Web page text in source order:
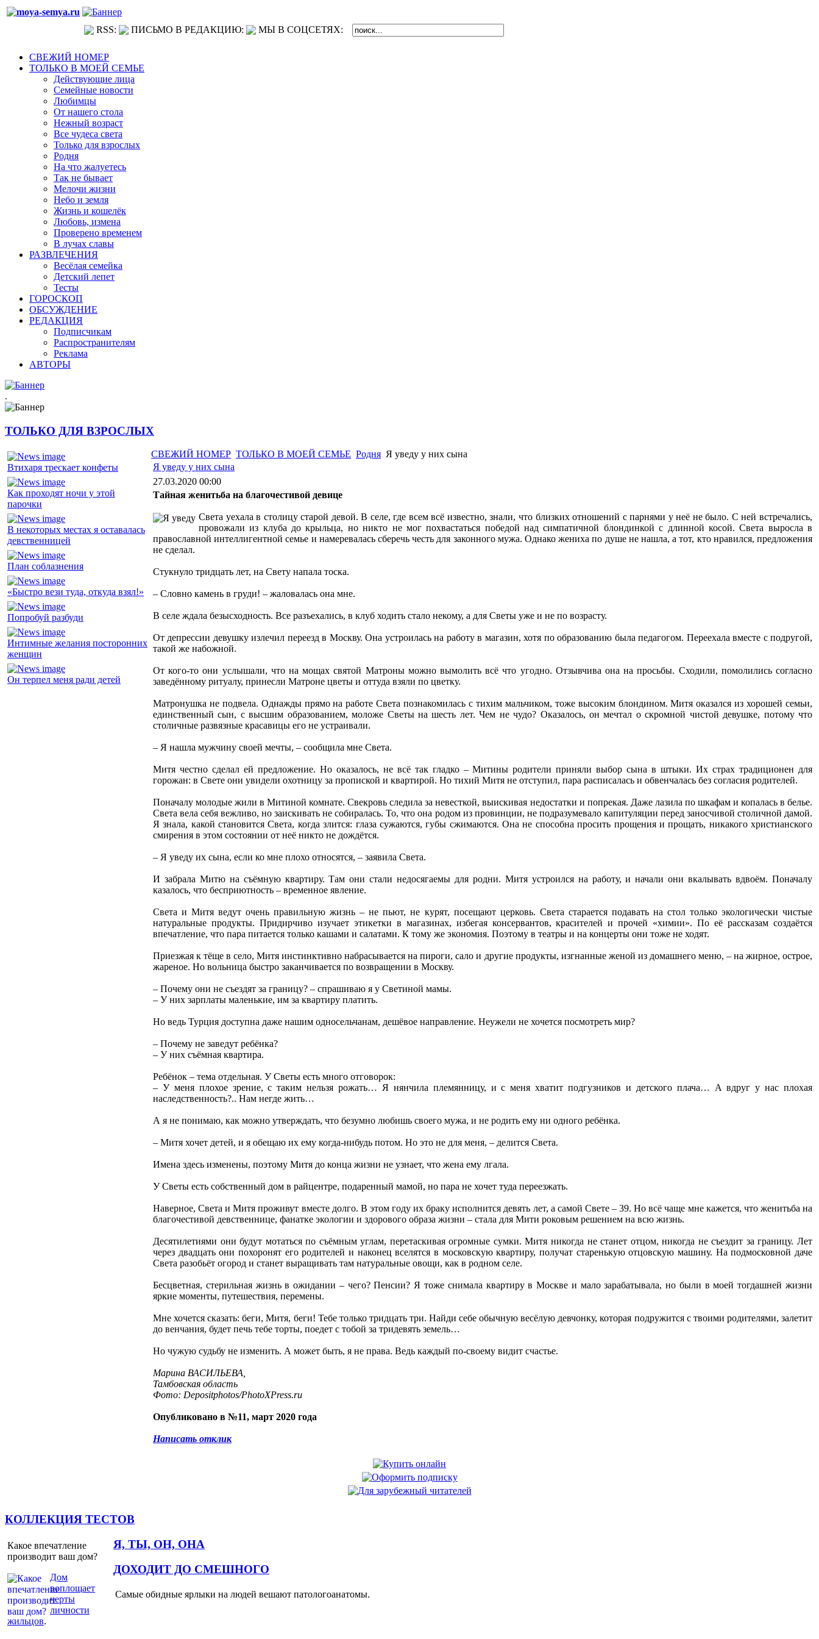
RSS: ПИСЬМО В РЕДАКЦИЮ: МЫ В СОЦСЕТЯХ:
СВЕЖИЙ НОМЕР
ТОЛЬКО В МОЕЙ СЕМЬЕ
Действующие лица
Семейные новости
Любимцы
От нашего стола
Нежный возраст
Все чудеса света
Только для взрослых
Родня
На что жалуетесь
Так не бывает
Мелочи жизни
Небо и земля
Жизнь и кошелёк
Любовь, измена
Проверено временем
В лучах славы
РАЗВЛЕЧЕНИЯ
Весёлая семейка
Детский лепет
Тесты
ГОРОСКОП
ОБСУЖДЕНИЕ
РЕДАКЦИЯ
Подписчикам
Распространителям
Реклама
АВТОРЫ
.
ТОЛЬКО ДЛЯ ВЗРОСЛЫХ
Втихаря трескает конфеты
Как проходят ночи у этой
парочки
В некоторых местах я оставалась
девственницей
План соблазнения
«Быстро вези туда, откуда взял!»
Попробуй разбуди
Интимные желания посторонних
женщин
Он терпел меня ради детей
СВЕЖИЙ НОМЕР ТОЛЬКО В МОЕЙ СЕМЬЕ Родня Я уведу у них сына
Я уведу у них сына
27.03.2020 00:00
Тайная женитьба на благочестивой девице
Света уехала в столицу старой девой. В селе, где всем всё известно, знали, что близких отношений с парнями у неё не было. С ней встречались,
провожали из клуба до крыльца, но никто не мог похвастаться победой над симпатичной блондинкой с длинной косой. Света выросла в
православной интеллигентной семье и намеревалась сберечь честь для законного мужа. Однако жениха по душе не нашла, а тот, кто нравился, предложения
не сделал.
Стукнуло тридцать лет, на Свету напала тоска.
– Словно камень в груди! – жаловалась она мне.
В селе ждала безысходность. Все разъехались, в клуб ходить стало некому, а для Светы уже и не по возрасту.
От депрессии девушку излечил переезд в Москву. Она устроилась на работу в магазин, хотя по образованию была педагогом. Переехала вместе с подругой,
такой же набожной.
От кого-то они услышали, что на мощах святой Матроны можно вымолить всё что угодно. Отзывчива она на просьбы. Сходили, помолились согласно
заведённому ритуалу, принесли Матроне цветы и оттуда взяли по цветку.
Матронушка не подвела. Однажды прямо на работе Света познакомилась с тихим мальчиком, тоже высоким блондином. Митя оказался из хорошей семьи,
единственный сын, с высшим образованием, моложе Светы на шесть лет. Чем не чудо? Оказалось, он мечтал о скромной чистой девушке, потому что
столичные развязные красавицы его не устраивали.
– Я нашла мужчину своей мечты, – сообщила мне Света.
Митя честно сделал ей предложение. Но оказалось, не всё так гладко – Митины родители приняли выбор сына в штыки. Их страх традиционен для
горожан: в Свете они увидели охотницу за пропиской и квартирой. Но тихий Митя не отступил, пара расписалась и обвенчалась без согласия родителей.
Поначалу молодые жили в Митиной комнате. Свекровь следила за невесткой, выискивая недостатки и попрекая. Даже лазила по шкафам и копалась в белье.
Света вела себя вежливо, но заискивать не собиралась. То, что она родом из провинции, не подразумевало капитуляции перед заносчивой столичной дамой.
Я знала, какой становится Света, когда злится: глаза сужаются, губы сжимаются. Она не способна просить прощения и прощать, никакого христианского
смирения в этом состоянии от неё никто не дождётся.
– Я уведу их сына, если ко мне плохо относятся, – заявила Света.
И забрала Митю на съёмную квартиру. Там они стали недосягаемы для родни. Митя устроился на работу, и начали они вкалывать вдвоём. Поначалу
казалось, что бесприютность – временное явление.
Света и Митя ведут очень правильную жизнь – не пьют, не курят, посещают церковь. Света старается подавать на стол только экологически чистые
натуральные продукты. Придирчиво изучает этикетки в магазинах, избегая консервантов, красителей и прочей «химии». По её рассказам создаётся
впечатление, что пара питается только кашами и салатами. К тому же экономия. Поэтому в театры и на концерты они тоже не ходят.
Приезжая к тёще в село, Митя инстинктивно набрасывается на пироги, сало и другие продукты, изгнанные женой из домашнего меню, – на жирное, острое,
жареное. Но вольница быстро заканчивается по возвращении в Москву.
– Почему они не съездят за границу? – спрашиваю я у Светиной мамы.
– У них зарплаты маленькие, им за квартиру платить.
Но ведь Турция доступна даже нашим односельчанам, дешёвое направление. Неужели не хочется посмотреть мир?
– Почему не заведут ребёнка?
– У них съёмная квартира.
Ребёнок – тема отдельная. У Светы есть много отговорок:
– У меня плохое зрение, с таким нельзя рожать… Я нянчила племянницу, и с меня хватит подгузников и детского плача… А вдруг у нас плохая
наследственность?.. Нам негде жить…
А я не понимаю, как можно утверждать, что безумно любишь своего мужа, и не родить ему ни одного ребёнка.
– Митя хочет детей, и я обещаю их ему когда-нибудь потом. Но это не для меня, – делится Света.
Имена здесь изменены, поэтому Митя до конца жизни не узнает, что жена ему лгала.
У Светы есть собственный дом в райцентре, подаренный мамой, но пара не хочет туда переезжать.
Наверное, Света и Митя проживут вместе долго. В этом году их браку исполнится девять лет, а самой Свете – 39. Но всё чаще мне кажется, что женитьба на
благочестивой девственнице, фанатке экологии и здорового образа жизни – стала для Мити роковым решением на всю жизнь.
Десятилетиями они будут мотаться по съёмным углам, перетаскивая огромные сумки. Митя никогда не станет отцом, никогда не съездит за границу. Лет
через двадцать они похоронят его родителей и наконец вселятся в московскую квартиру, получат старенькую отцовскую машину. На подмосковной даче
Света разобьёт огород и станет выращивать там натуральные овощи, как в родном селе.
Бесцветная, стерильная жизнь в ожидании – чего? Пенсии? Я тоже снимала квартиру в Москве и мало зарабатывала, но были в моей тогдашней жизни
яркие моменты, путешествия, перемены.
Мне хочется сказать: беги, Митя, беги! Тебе только тридцать три. Найди себе обычную весёлую девчонку, которая подружится с твоими родителями, залетит
до венчания, будет печь тебе торты, поедет с тобой за тридевять земель…
Но чужую судьбу не изменить. А может быть, я не права. Ведь каждый по-своему видит счастье.
Марина ВАСИЛЬЕВА,
Тамбовская область
Фото: Depositphotos/PhotoXPress.ru
Опубликовано в №11, март 2020 года
Написать отклик
КОЛЛЕКЦИЯ ТЕСТОВ
Какое впечатление
производит ваш дом?
Дом
воплощает
черты
личности
жильцов.
Я, ТЫ, ОН, ОНА
ДОХОДИТ ДО СМЕШНОГО
Самые обидные ярлыки на людей вешают патологоанатомы.